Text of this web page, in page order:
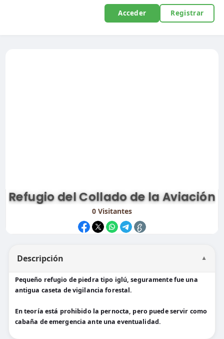
Acceder Registrar
Refugio del Collado de la Aviación
0Visitantes
Descripción ▼
Pequeño refugio de piedra tipo iglú, seguramente fue una
antigua caseta de vigilancia forestal.
En teoría está prohibido la pernocta, pero puede servir como
cabaña de emergencia ante una eventualidad.